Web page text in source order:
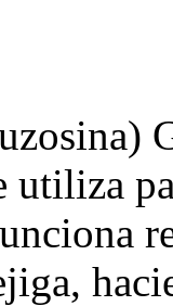
utiliza